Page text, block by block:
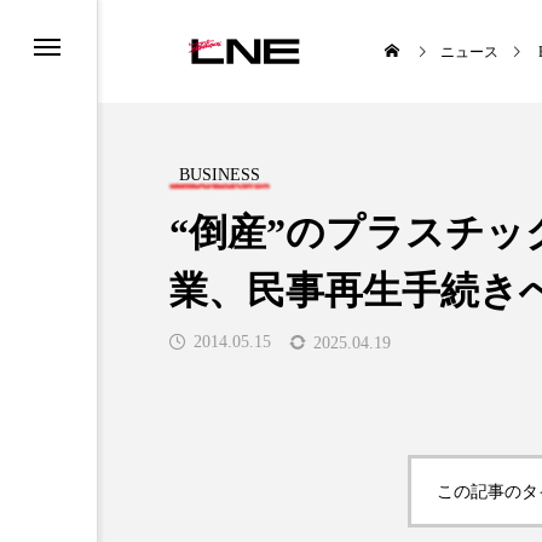
LIFESTYLE
ニュース
BUSINESS
“倒産”のプラスチ
業、民事再生手続き
2014.05.15 2025.04.19
この記事の